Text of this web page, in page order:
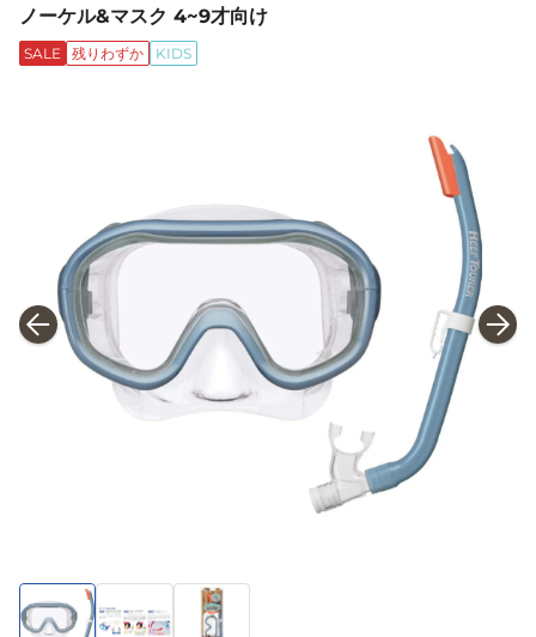
ノーケル&マスク 4~9才向け
SALE 残りわずか KIDS